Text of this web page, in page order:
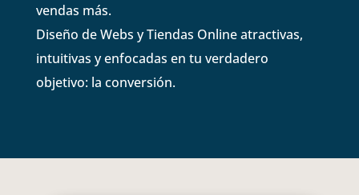
vendas más.
Diseño de Webs y Tiendas Online atractivas,
intuitivas y enfocadas en tu verdadero
objetivo: la conversión.